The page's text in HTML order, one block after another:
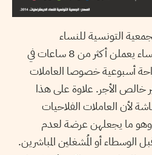
التونسية للنساء
الديمقراطيات أن معظم النساء يعملن أكثر من 8 ساعات في
أسبوعية خصوصا العاملات
خالص الأجر. علاوة على هذا
لأن العاملات الفلاحيات
ما يجعلهن عرضة لعدم
قبل الوسطاء أو المُشغلين المباشرين.